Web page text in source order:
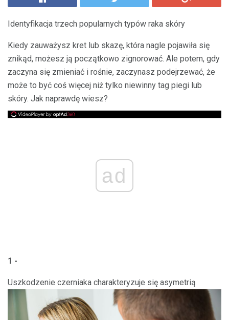
Identyfikacja trzech popularnych typów raka skóry
Kiedy zauważysz kret lub skazę, która nagle pojawiła się
znikąd, możesz ją początkowo zignorować. Ale potem, gdy
zaczyna się zmieniać i rośnie, zaczynasz podejrzewać, że
może to być coś więcej niż tylko niewinny tag piegi lub
skóry. Jak naprawdę wiesz?
ad
1 -
Uszkodzenie czerniaka charakteryzuje się asymetrią